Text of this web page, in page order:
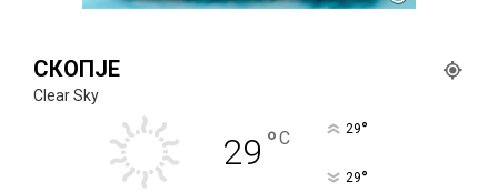
СКОПЈЕ
Clear Sky
29 °C 29°
29°